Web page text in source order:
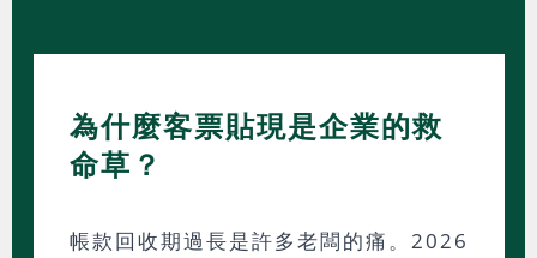
為什麼客票貼現是企業的救
命草？
帳款回收期過長是許多老闆的痛。2026